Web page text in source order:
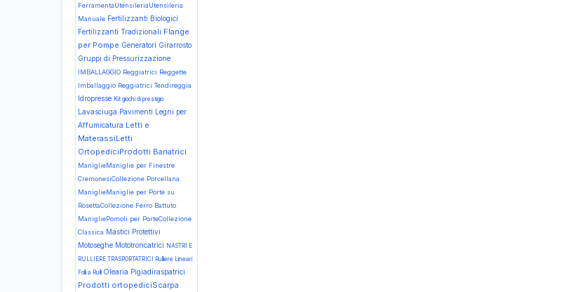
FerramentaUtensileriaUtensileria
Manuale Fertilizzanti Biologici
Fertilizzanti Tradizionali Flange
per Pompe Generatori Girarrosto
Gruppi di Pressurizzazione
IMBALLAGGIO Reggiatrici Reggette
Imballaggio Reggiatrici Tendireggia
Idropresse Kit giochi di prestigio
Lavasciuga Pavimenti Legni per
Affumicatura Letti e
MaterassiLetti
OrtopediciProdotti Bariatrici
ManiglieManiglie per Finestre
CremonesiCollezione Porcellana
ManiglieManiglie per Porte su
RosettaCollezione Ferro Battuto
ManigliePomoli per PorteCollezione
Classica Mastici Protettivi
Motoseghe Mototroncatrici NASTRI E
RULLIERE TRASPORTATRICI Rulliere Lineari
Folli a Rulli Olearia Pigiadiraspatrici
Prodotti ortopediciScarpa